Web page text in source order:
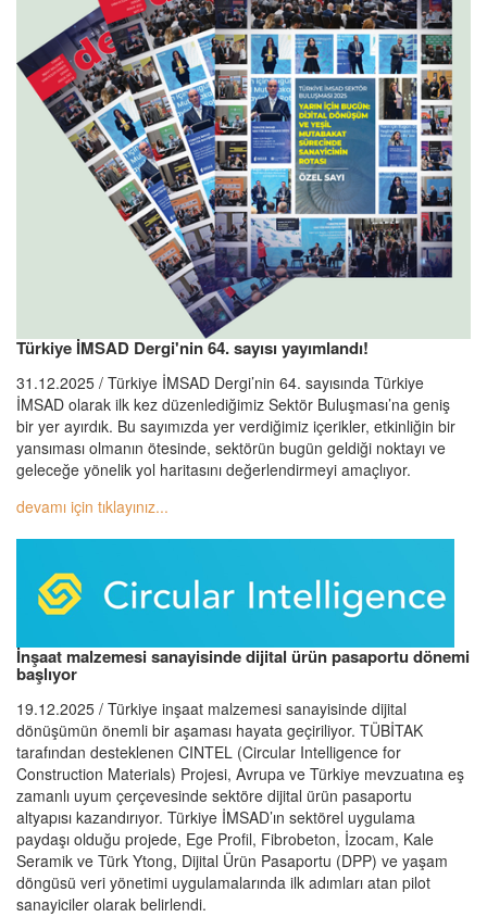
Türkiye İMSAD Dergi'nin 64. sayısı yayımlandı!
31.12.2025 / Türkiye İMSAD Dergi’nin 64. sayısında Türkiye
İMSAD olarak ilk kez düzenlediğimiz Sektör Buluşması’na geniş
bir yer ayırdık. Bu sayımızda yer verdiğimiz içerikler, etkinliğin bir
yansıması olmanın ötesinde, sektörün bugün geldiği noktayı ve
geleceğe yönelik yol haritasını değerlendirmeyi amaçlıyor.
devamı için tıklayınız...
İnşaat malzemesi sanayisinde dijital ürün pasaportu dönemi
başlıyor
19.12.2025 / Türkiye inşaat malzemesi sanayisinde dijital
dönüşümün önemli bir aşaması hayata geçiriliyor. TÜBİTAK
tarafından desteklenen CINTEL (Circular Intelligence for
Construction Materials) Projesi, Avrupa ve Türkiye mevzuatına eş
zamanlı uyum çerçevesinde sektöre dijital ürün pasaportu
altyapısı kazandırıyor. Türkiye İMSAD’ın sektörel uygulama
paydaşı olduğu projede, Ege Profil, Fibrobeton, İzocam, Kale
Seramik ve Türk Ytong, Dijital Ürün Pasaportu (DPP) ve yaşam
döngüsü veri yönetimi uygulamalarında ilk adımları atan pilot
sanayiciler olarak belirlendi.